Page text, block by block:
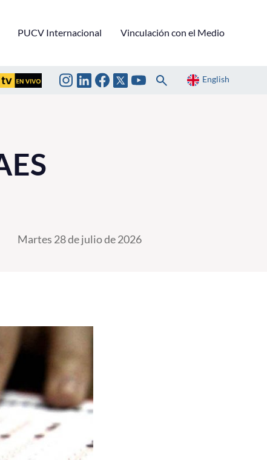
PUCV Internacional Vinculación con el Medio
English
Martes 28 de julio de 2026